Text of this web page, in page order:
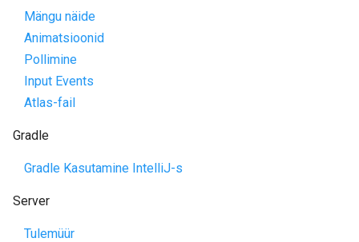
Mängu näide
Animatsioonid
Pollimine
Input Events
Atlas-fail
Gradle
Gradle Kasutamine IntelliJ-s
Server
Tulemüür